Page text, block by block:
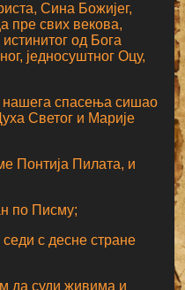
Сина Божијег,
пре свих векова,
од Бога
једносуштног Оцу,
нашега спасења сишао
Светог и Марије
Понтија Пилата, и
по Писму;
с десне стране
да суди живима и